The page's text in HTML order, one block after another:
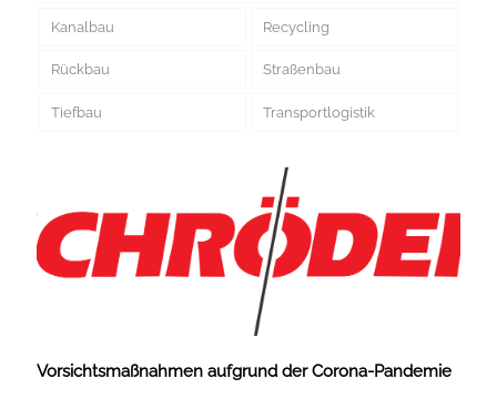
Kanalbau Recycling
Rückbau Straßenbau
Tiefbau Transportlogistik
Vorsichtsmaßnahmen aufgrund der Corona-Pandemie